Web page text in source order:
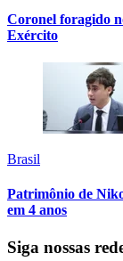
Coronel foragido
Exército
Brasil
Patrimônio de
em 4 anos
Siga nossas